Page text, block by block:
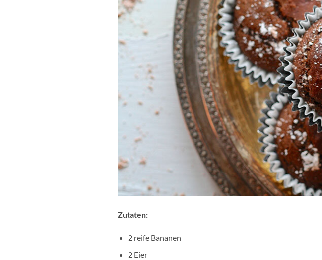
Zutaten:
2 reife Bananen
2 Eier